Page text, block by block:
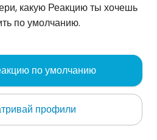
какую Реакцию ты хочешь
по умолчанию.
по умолчанию
профили